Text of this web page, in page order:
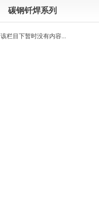
碳钢钎焊系列
该栏目下暂时没有内容...